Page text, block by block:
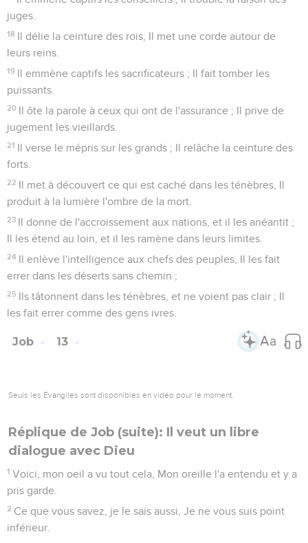
juges.
18 Il délie la ceinture des rois, Il met une corde autour de
leurs reins.
19 Il emmène captifs les sacrificateurs ; Il fait tomber les
puissants.
20 Il ôte la parole à ceux qui ont de l'assurance ; Il prive de
jugement les vieillards.
21 Il verse le mépris sur les grands ; Il relâche la ceinture des
forts.
22 Il met à découvert ce qui est caché dans les ténèbres, Il
produit à la lumière l'ombre de la mort.
23 Il donne de l'accroissement aux nations, et il les anéantit ;
Il les étend au loin, et il les ramène dans leurs limites.
24 Il enlève l'intelligence aux chefs des peuples, Il les fait
errer dans les déserts sans chemin ;
25 Ils tâtonnent dans les ténèbres, et ne voient pas clair ; Il
les fait errer comme des gens ivres.
Job 13
Seuls les Évangiles sont disponibles en vidéo pour le moment.
Réplique de Job (suite): Il veut un libre
dialogue avec Dieu
1 Voici, mon oeil a vu tout cela, Mon oreille l'a entendu et y a
pris garde.
2 Ce que vous savez, je le sais aussi, Je ne vous suis point
inférieur.